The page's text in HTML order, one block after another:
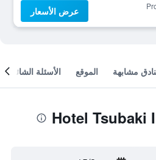
عرض الأسعار
مشابهة الموقع الأسئلة الشائعة